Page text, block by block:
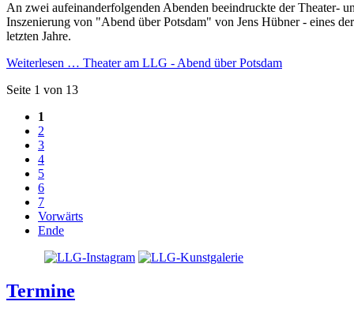
An zwei aufeinanderfolgenden Abenden beeindruckte der Theater-
Inszenierung von "Abend über Potsdam" von Jens Hübner - eines
letzten Jahre.
Weiterlesen … Theater am LLG - Abend über Potsdam
Seite 1 von 13
1
2
3
4
5
6
7
Vorwärts
Ende
Termine